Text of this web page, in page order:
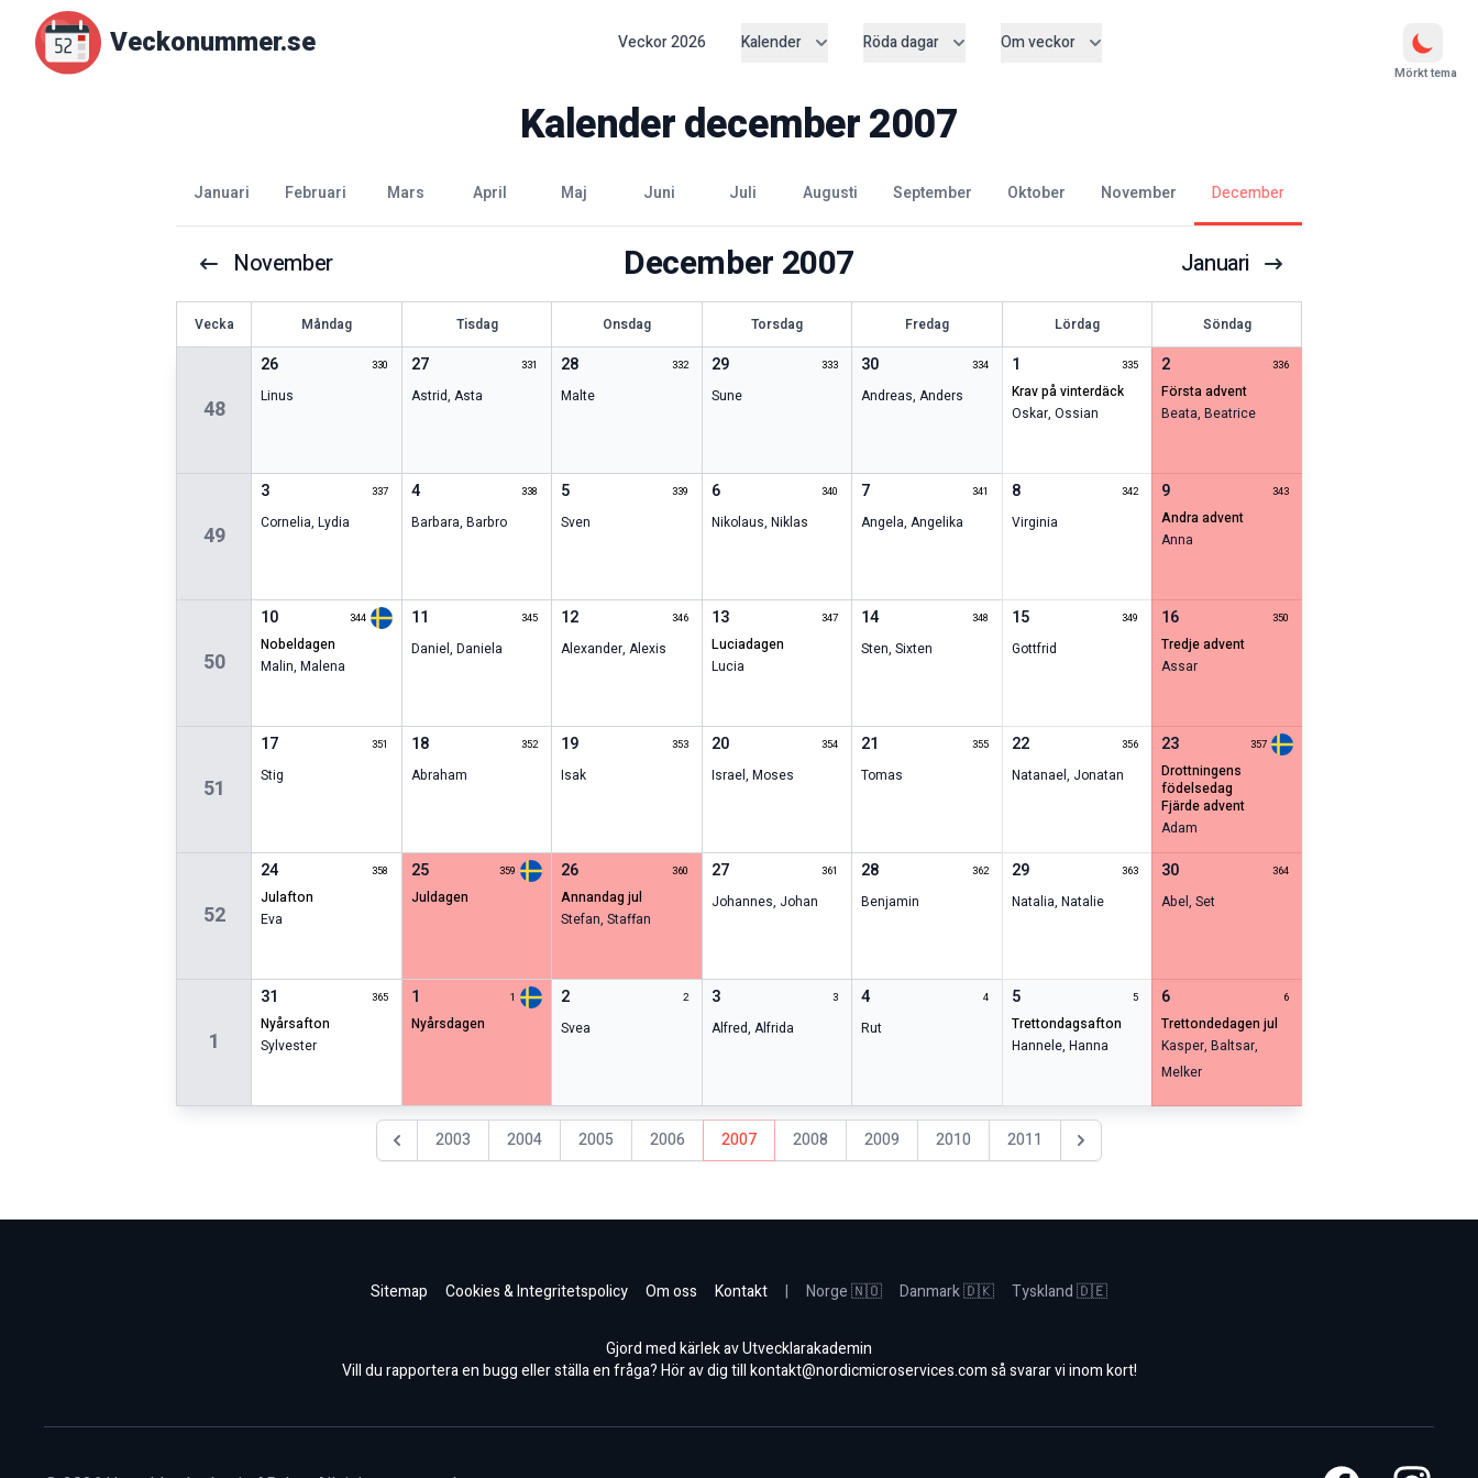
Veckonummer.se Veckor2026 Kalender Röda dagar Om veckor
Mörkt tema
Kalenderdecember2007
januari februari mars april maj juni juli augusti september oktober november december
November December 2007 Januari
Vecka Måndag Tisdag Onsdag Torsdag Fredag Lördag Söndag
48
26 330
Linus
27 331
Astrid, Asta
28 332
Malte
29 333
Sune
30 334
Andreas,Anders
1 335
krav på vinterdäck
Oskar, Ossian
2 336
första advent
Beata,Beatrice
49
3 337
Cornelia,Lydia
4 338
Barbara, Barbro
5 339
Sven
6 340
Nikolaus, Niklas
7 341
Angela,Angelika
8 342
Virginia
9 343
andra advent
Anna
50
10 344
nobeldagen
Malin,Malena
11 345
Daniel, Daniela
12 346
Alexander,Alexis
13 347
Luciadagen
Lucia
14 348
Sten,Sixten
15 349
Gottfrid
16 350
tredje advent
Assar
51
17 351
Stig
18 352
Abraham
19 353
Isak
20 354
Israel, Moses
21 355
Tomas
22 356
Natanael, Jonatan
23 357
drottningens
födelsedag
fjärde advent
Adam
52
24 358
julafton
Eva
25 359
juldagen
26 360
annandag jul
Stefan,Staffan
27 361
Johannes, Johan
28 362
Benjamin
29 363
Natalia, Natalie
30 364
Abel,Set
1
31 365
nyårsafton
Sylvester
1 1
nyårsdagen
2 2
Svea
3 3
Alfred, Alfrida
4 4
Rut
5 5
trettondagsafton
Hannele, Hanna
6 6
trettondedagen jul
Kasper,Baltsar,
Melker
Föregående år
2003 2004 2005 2006 2007 2008 2009 2010 2011 Nästa år
Sitemap Cookies & Integritetspolicy Om oss Kontakt | Norge 🇳🇴 Danmark 🇩🇰 Tyskland 🇩🇪
Gjord med kärlek av Utvecklarakademin
Vill du rapportera en bugg eller ställa en fråga? Hör av dig tillkontakt@nordicmicroservices.comså svarar vi inom kort!